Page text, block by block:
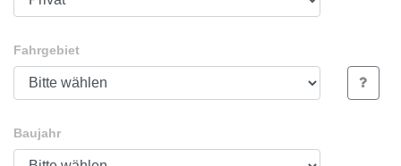
Fahrgebiet
Baujahr